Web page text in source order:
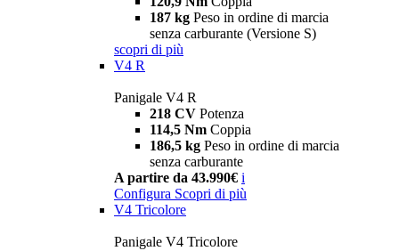
187 kg Peso in ordine di marcia
senza carburante (Versione S)
scopri di più
V4 R
Panigale V4 R
218 CV Potenza
114,5 Nm Coppia
186,5 kg Peso in ordine di marcia
senza carburante
A partire da 43.990€ i
Configura Scopri di più
V4 Tricolore
Panigale V4 Tricolore